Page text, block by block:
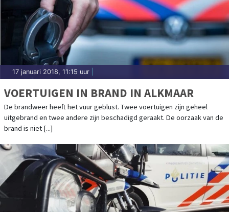
17 januari 2018, 11:15 uur
VOERTUIGEN IN BRAND IN ALKMAAR
De brandweer heeft het vuur geblust. Twee voertuigen zijn geheel
uitgebrand en twee andere zijn beschadigd geraakt. De oorzaak van de
brand is niet [...]